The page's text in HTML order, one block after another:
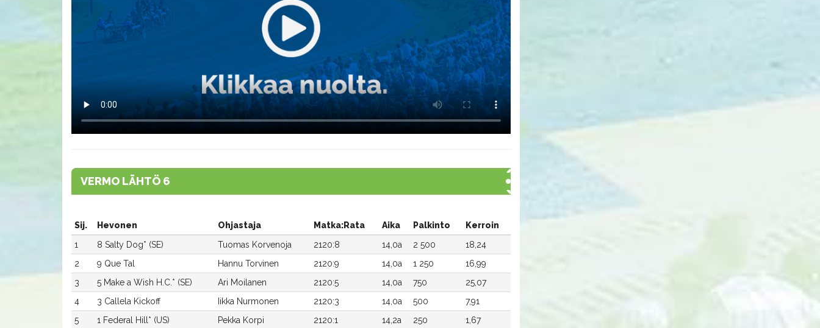
VERMO LÄHTÖ 6
Sij. Hevonen Ohjastaja Matka:Rata Aika Palkinto
Kerroin
1
8 Salty Dog* (SE) Tuomas Korvenoja 2120:8 14,0a 2 500
18,24
2
9 Que Tal Hannu Torvinen 2120:9 14,0a 1 250
16,99
3
5 Make a Wish H.C.* (SE) Ari Moilanen 2120:5 14,0a 750
25,07
4
3 Callela Kickoff Iikka Nurmonen 2120:3 14,0a 500
7,91
5
1 Federal Hill* (US) Pekka Korpi 2120:1 14,2a 250 1,67